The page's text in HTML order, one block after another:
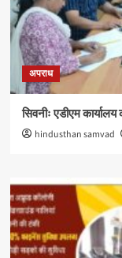
अपराध
सिवनीः एडीएम
hindusthan samvad